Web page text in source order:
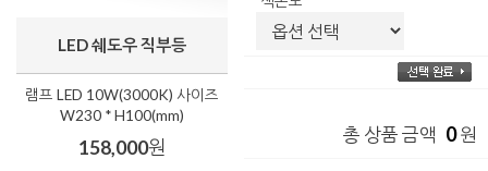
LED 쉐도우 직부등
램프 LED 10W(3000K) 사이즈
W230 * H100(mm)
158,000원
총 상품 금액 0원